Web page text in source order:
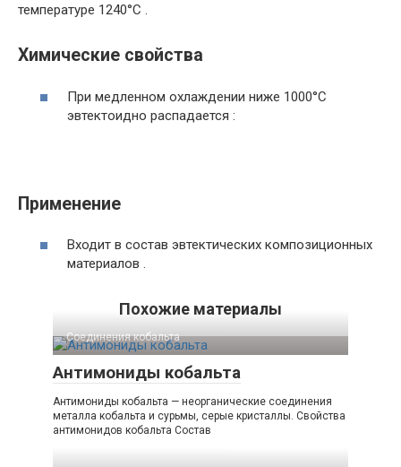
температуре 1240°С .
Химические свойства
При медленном охлаждении ниже 1000°С
эвтектоидно распадается :
Применение
Входит в состав эвтектических композиционных
материалов .
Похожие материалы
Соединения кобальта
Антимониды кобальта
Антимониды кобальта — неорганические соединения
металла кобальта и сурьмы, серые кристаллы. Свойства
антимонидов кобальта Состав